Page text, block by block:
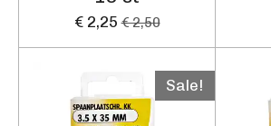
€ 2,25 € 2,50
Sale!